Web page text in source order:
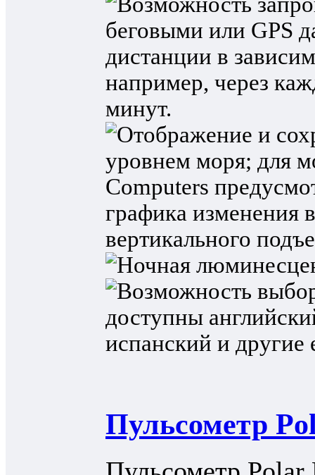
Пульсометр